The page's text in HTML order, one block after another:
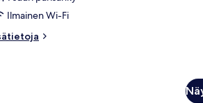
Ilmainen Wi-Fi